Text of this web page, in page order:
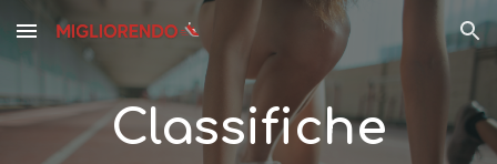
Skip to main content Skip to navigation
Classifiche